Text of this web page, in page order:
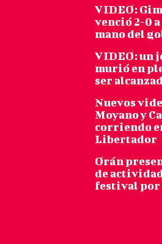
VIDEO:
venció 2-0
mano del
VIDEO: un
murió en
ser
Nuevos
Moyano y
corriendo
Libertador
Orán
de
festival por